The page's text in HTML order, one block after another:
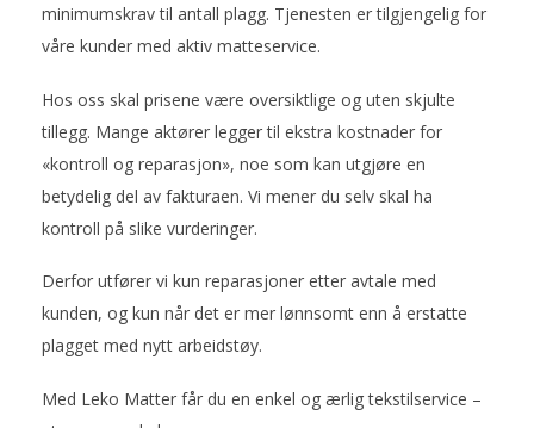
minimumskrav til antall plagg. Tjenesten er tilgjengelig for
våre kunder med aktiv matteservice.
Hos oss skal prisene være oversiktlige og uten skjulte
tillegg. Mange aktører legger til ekstra kostnader for
«kontroll og reparasjon», noe som kan utgjøre en
betydelig del av fakturaen. Vi mener du selv skal ha
kontroll på slike vurderinger.
Derfor utfører vi kun reparasjoner etter avtale med
kunden, og kun når det er mer lønnsomt enn å erstatte
plagget med nytt arbeidstøy.
Med Leko Matter får du en enkel og ærlig tekstilservice –